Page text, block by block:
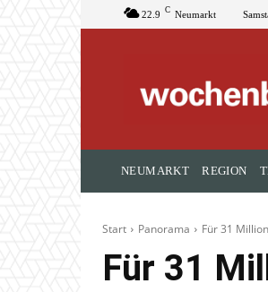
22.9 C Neumarkt
NEUMARKT REGION
Start Panorama Für 31
Für 31